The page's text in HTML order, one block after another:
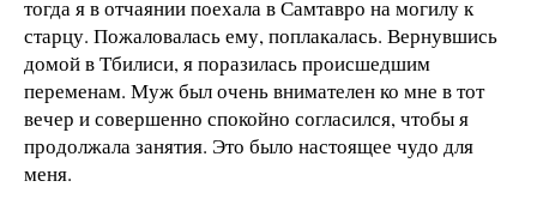
тогда я в отчаянии поехала в Самтавро на могилу к
старцу. Пожаловалась ему, поплакалась. Вернувшись
домой в Тбилиси, я поразилась происшедшим
переменам. Муж был очень внимателен ко мне в тот
вечер и совершенно спокойно согласился, чтобы я
продолжала занятия. Это было настоящее чудо для
меня.